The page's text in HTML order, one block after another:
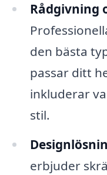
Rådgivning
den bästa
passar ditt
inkluderar
stil.
erbjuder